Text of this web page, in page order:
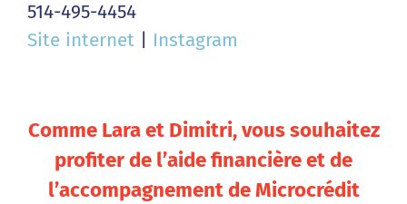
514-495-4454
Site internet
Instagram
Comme Lara et Dimitri, vous souhaitez
profiter de l’aide financière et de
l’accompagnement de Microcrédit